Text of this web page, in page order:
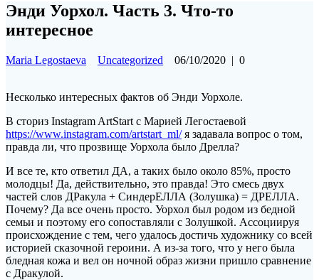
Энди Уорхол. Часть 3. Что-то
интересное
Maria Legostaeva Uncategorized 06/10/2020 | 0
Несколько интересных фактов об Энди Уорхоле.
В сториз Instagram ArtStart с Марией Легостаевой
https://www.instagram.com/artstart_ml/я задавала вопрос о том,
правда ли, что прозвище Уорхола было Дрелла?
И все те, кто ответил ДА, а таких было около 85%, просто
молодцы! Да, действительно, это правда! Это смесь двух
частей слов ДРакула + СиндерЕЛЛА (Золушка) = ДРЕЛЛА.
Почему? Да все очень просто. Уорхол был родом из бедной
семьи и поэтому его сопоставляли с Золушкой. Ассоциируя
происхождение с тем, чего удалось достичь художнику со всей
историей сказочной героини. А из-за того, что у него была
бледная кожа и вел он ночной образ жизни пришло сравнение
с Дракулой.